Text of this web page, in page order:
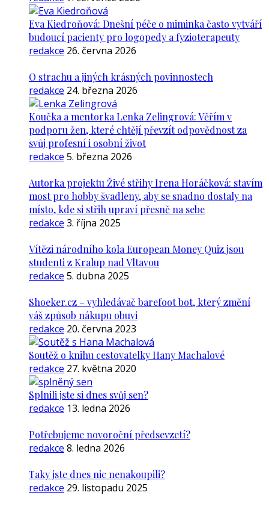
Eva Kiedroňová: Dnešní péče o miminka často vytváří
budoucí pacienty pro logopedy a fyzioterapeuty
redakce 26. června 2026
O strachu a jiných krásných povinnostech
redakce 24. března 2026
Koučka a mentorka Lenka Zelingrová: Věřím v
podporu žen, které chtějí převzít odpovědnost za
svůj profesní i osobní život
redakce 5. března 2026
Autorka projektu Živé střihy Irena Horáčková: stavím
most pro hobby švadleny, aby se snadno dostaly na
místo, kde si střih upraví přesně na sebe
redakce 3. října 2025
Vítězi národního kola European Money Quiz jsou
studenti z Kralup nad Vltavou
redakce 5. dubna 2025
Shoeker.cz – vyhledávač barefoot bot, který změní
váš způsob nákupu obuvi
redakce 20. června 2023
Soutěž o knihu cestovatelky Hany Machalové
redakce 27. května 2020
Splnili jste si dnes svůj sen?
redakce 13. ledna 2026
Potřebujeme novoroční předsevzetí?
redakce 8. ledna 2026
Taky jste dnes nic nenakoupili?
redakce 29. listopadu 2025